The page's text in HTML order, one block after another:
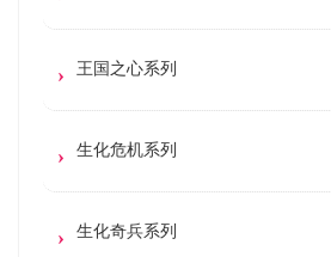
王国之心系列
生化危机系列
生化奇兵系列